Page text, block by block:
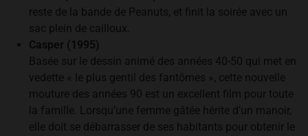
reste de la bande de Peanuts, et finit la soirée avec un
sac plein de cailloux.
Casper (1995)
Basée sur le dessin animé des années 40-50 qui met en
vedette « le plus gentil des fantômes », cette nouvelle
mouture des années 90 est un excellent film pour toute
la famille. Lorsqu’une femme gâtée hérite d’un manoir,
elle doit se débarrasser de ses habitants pour obtenir le